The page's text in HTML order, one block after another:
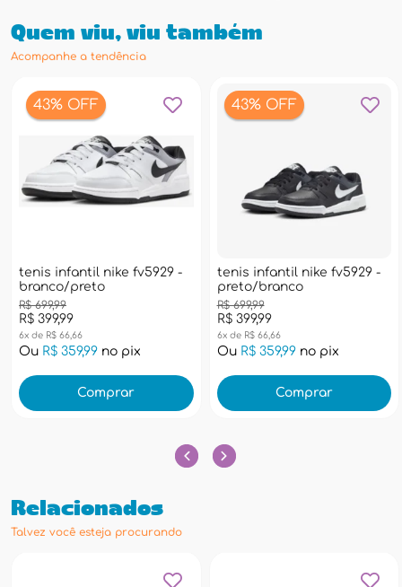
Quem viu, viu também
Acompanhe a tendência
43% OFF
tenis infantil nike fv5929 -
branco/preto
R$ 399,99
R$ 699,99
6x de R$ 66,66
Ou R$ 359,99 no pix
Comprar
43% OFF
tenis infantil nike fv5929 -
preto/branco
R$ 399,99
R$ 699,99
6x de R$ 66,66
Ou R$ 359,99no pix
Comprar
Relacionados
Talvez você esteja procurando